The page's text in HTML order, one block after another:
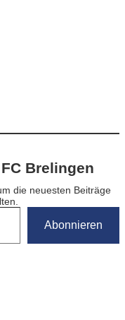
Brelingen
die neuesten Beiträge
Abonnieren